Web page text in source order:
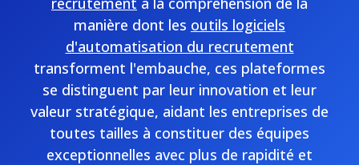
manière dont les outils logiciels
d'automatisation du recrutement
transforment l'embauche, ces plateformes
se distinguent par leur innovation et leur
valeur stratégique, aidant les entreprises de
toutes tailles à constituer des équipes
exceptionnelles avec plus de rapidité et